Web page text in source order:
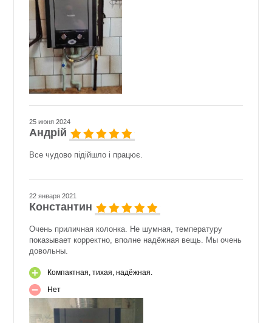
25 июня 2024
Андрій
Все чудово підійшло і працює.
22 января 2021
Константин
Очень приличная колонка. Не шумная, температуру
показывает корректно, вполне надёжная вещь. Мы очень
довольны.
Компактная, тихая, надёжная.
Нет